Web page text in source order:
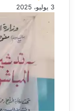
3 يوليو، 2025